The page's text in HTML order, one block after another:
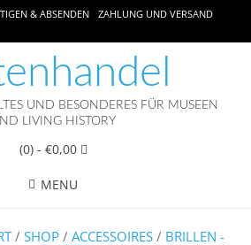
& ABSENDEN
ZAHLUNG UND VERSAND
UND BESONDERES FÜR MUSEEN
LIVING HISTORY
(0)- €0,00
MENU
/ SHOP / ACCESSOIRES / BRILLEN -